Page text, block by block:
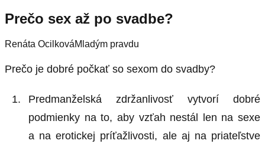
Prečo sex až po svadbe?
Renáta OcilkováMladým pravdu
Prečo je dobré počkať so sexom do svadby?
Predmanželská zdržanlivosť vytvorí dobré
podmienky na to, aby vzťah nestál len na sexe
a na erotickej príťažlivosti, ale aj na priateľstve